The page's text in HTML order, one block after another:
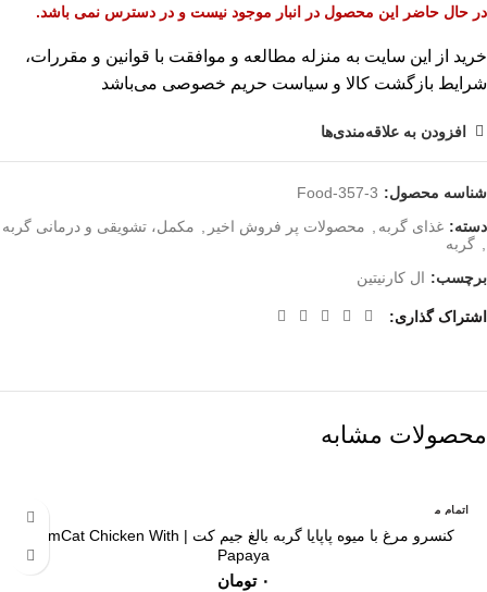
در حال حاضر این محصول در انبار موجود نیست و در دسترس نمی باشد.
خرید از این سایت به منزله مطالعه و موافقت با قوانین و مقررات،
شرایط بازگشت کالا و سیاست حریم خصوصی می‌باشد
افزودن به علاقه‌مندی‌ها
شناسه محصول: Food-357-3
دسته: غذای گربه محصولات پر فروش اخیر
مکمل، تشویقی و درمانی گربه
گربه
برچسب: ال کارنیتین
اشتراک گذاری
محصولات مشابه
اتمام م
کنسرو مرغ با میوه پاپایا گربه بالغ جیم کت | GimCat Chicken With
Papaya
تومان